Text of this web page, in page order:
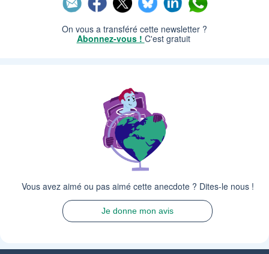
On vous a transféré cette newsletter ?
Abonnez-vous ! C'est gratuit
Vous avez aimé ou pas aimé cette anecdote ? Dites-le nous !
Je donne mon avis